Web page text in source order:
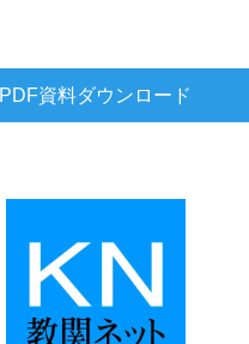
PDF資料ダウンロード